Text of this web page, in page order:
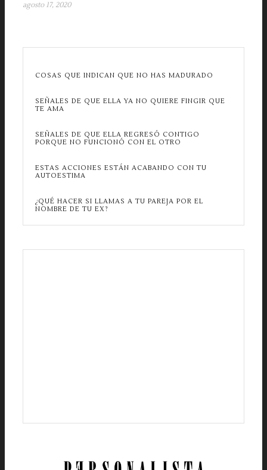
agosto 17, 2020
COSAS QUE INDICAN QUE NO HAS MADURADO
SEÑALES DE QUE ELLA YA NO QUIERE FINGIR QUE
TE AMA
SEÑALES DE QUE ELLA REGRESÓ CONTIGO
PORQUE NO FUNCIONÓ CON EL OTRO
ESTAS ACCIONES ESTÁN ACABANDO CON TU
AUTOESTIMA
¿QUÉ HACER SI LLAMAS A TU PAREJA POR EL
NOMBRE DE TU EX?